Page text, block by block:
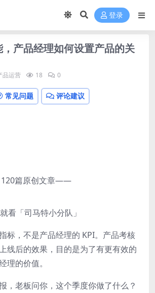
登录
产品经理如何设置产品的关
品运营 18 0
常见问题 评论建议
篇原创文章——
看「司马特小分队」
标，不是产品经理的 KPI。产品考核
线后的效果，目的是为了有更有效的
理的价值。
，老板问你，这个季度你做了什么？